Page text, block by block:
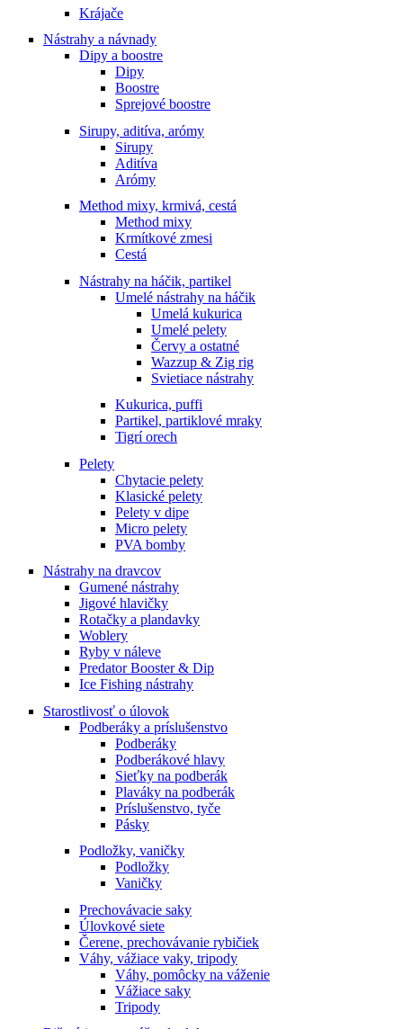
Krájače
Nástrahy a návnady
Dipy a boostre
Dipy
Boostre
Sprejové boostre
Sirupy, aditíva, arómy
Sirupy
Aditíva
Arómy
Method mixy, krmivá, cestá
Method mixy
Krmítkové zmesi
Cestá
Nástrahy na háčik, partikel
Umelé nástrahy na háčik
Umelá kukurica
Umelé pelety
Červy a ostatné
Wazzup & Zig rig
Svietiace nástrahy
Kukurica, puffi
Partikel, partiklové mraky
Tigrí orech
Pelety
Chytacie pelety
Klasické pelety
Pelety v dipe
Micro pelety
PVA bomby
Nástrahy na dravcov
Gumené nástrahy
Jigové hlavičky
Rotačky a plandavky
Woblery
Ryby v náleve
Predator Booster & Dip
Ice Fishing nástrahy
Starostlivosť o úlovok
Podberáky a príslušenstvo
Podberáky
Podberákové hlavy
Sieťky na podberák
Plaváky na podberák
Príslušenstvo, tyče
Pásky
Podložky, vaničky
Podložky
Vaničky
Prechovávacie saky
Úlovkové siete
Čerene, prechovávanie rybičiek
Váhy, vážiace vaky, tripody
Váhy, pomôcky na váženie
Vážiace saky
Tripody